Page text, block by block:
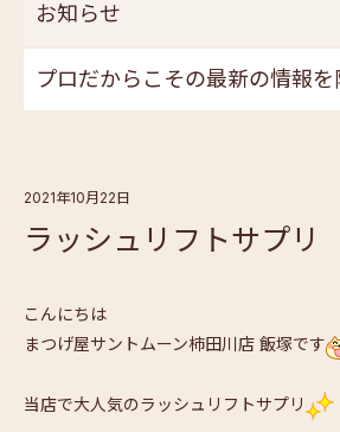
お知らせ
プロだからこその最新の情報
2021年10月22日
ラッシュリフトサプリ
こんにちは
まつげ屋サントムーン柿田川店 飯塚です
当店で大人気のラッシュリフトサプリ